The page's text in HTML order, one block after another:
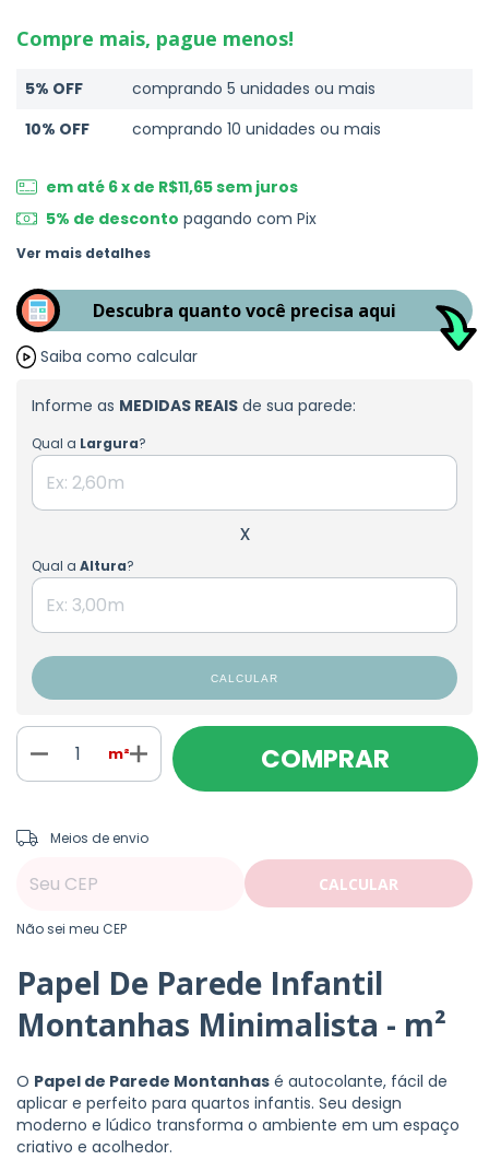
Compre mais, pague menos!
5% OFF
comprando 5 unidades ou mais
10% OFF
comprando 10 unidades ou mais
em até 6x de R$11,65sem juros
5% de desconto pagando com Pix
Ver mais detalhes
Descubra quanto você precisa aqui
Saiba como calcular
Informe as MEDIDAS REAIS de sua parede:
Qual a Largura?
x
Qual a Altura?
CALCULAR
m²
Entregas para o CEP:
Meios de envio
CALCULAR
Não sei meu CEP
Papel De Parede Infantil
Montanhas Minimalista - m²
O Papel de Parede Montanhas é autocolante, fácil de
aplicar e perfeito para quartos infantis. Seu design
moderno e lúdico transforma o ambiente em um espaço
criativo e acolhedor.